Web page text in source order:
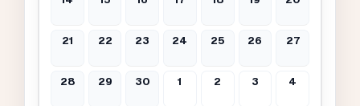
21 22 23 24 25 26 27
28 29 30 1 2 3 4